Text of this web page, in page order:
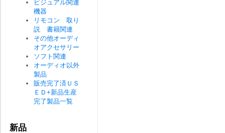
ビジュアル関連
機器
リモコン 取り
説 書籍関連
その他オーディ
オアクセサリー
ソフト関連
オーディオ以外
製品
販売完了済ＵＳ
ＥＤ+新品生産
完了製品一覧
新品